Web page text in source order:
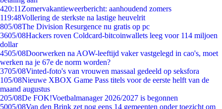
420:11 Zomervakantieweerbericht: aanhoudend zomers
119:48Vollering de sterkste na lastige heuvelrit
805/08The Division Resurgence nu gratis op pc
3605/08Hackers roven Coldcard-bitcoinwallets leeg voor 114 miljoen
dollar
4505/08Doorwerken na AOW-leeftijd vaker vastgelegd in cao's, moet
werken na je 67e de norm worden?
3705/08Vinted-foto's van vrouwen massaal gedeeld op seksfora
105/08Nieuwe XBOX Game Pass titels voor de eerste helft van de
maand augustus
205/08De FOK!Voetbalmanager 2026/2027 is begonnen
5005/08Van den Brink zet nog eens 14 gemeenten onder toezicht om